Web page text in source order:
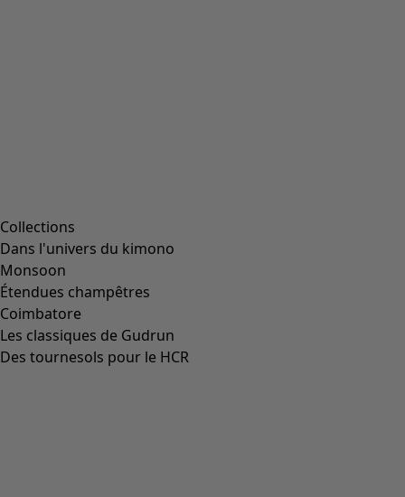
Collections
Dans l'univers du kimono
Monsoon
Étendues champêtres
Coimbatore
Les classiques de Gudrun
Des tournesols pour le HCR